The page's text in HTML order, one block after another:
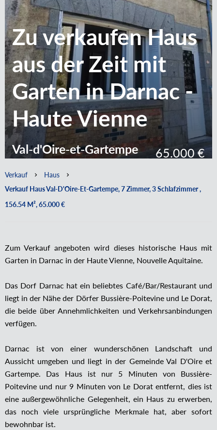
Zu verkaufen Haus
aus der Zeit mit
Garten in Darnac -
Haute Vienne
Val-d'Oire-et-Gartempe 65.000 €
Verkauf
Haus
Verkauf Haus Val-D'Oire-Et-Gartempe, 7 Zimmer, 3 Schlafzimmer ,
156.54 M², 65.000 €
Zum Verkauf angeboten wird dieses historische Haus mit
Garten in Darnac in der Haute Vienne, Nouvelle Aquitaine.
Das Dorf Darnac hat ein beliebtes Café/Bar/Restaurant und
liegt in der Nähe der Dörfer Bussière-Poitevine und Le Dorat,
die beide über Annehmlichkeiten und Verkehrsanbindungen
verfügen.
Darnac ist von einer wunderschönen Landschaft und
Aussicht umgeben und liegt in der Gemeinde Val D'Oire et
Gartempe. Das Haus ist nur 5 Minuten von Bussière-
Poitevine und nur 9 Minuten von Le Dorat entfernt, dies ist
eine außergewöhnliche Gelegenheit, ein Haus zu erwerben,
das noch viele ursprüngliche Merkmale hat, aber sofort
bewohnbar ist.